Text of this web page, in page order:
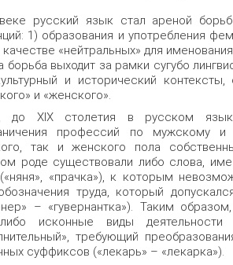
русский язык стал ареной
1) образования и употребления
качестве «нейтральных» для
борьба выходит за рамки сугубо
и исторический
и «женского».
до XIX столетия в русском
профессий по мужскому
так и женского пола
роде существовали либо слова,
«прачка»), к которым
труда, который
– «гувернантка»). Таким
либо исконные виды
требующий
суффиксов («лекарь» – «лекарка»).